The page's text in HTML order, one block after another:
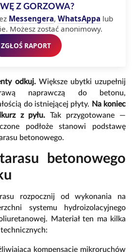
Z GORZOWA?
Messengera, WhatsAppa lub
Możesz zostać anonimowy.
ZGŁOŚ RAPORT
odkuj. Większe ubytki uzupełnij
naprawczą do betonu,
do istniejącej płyty. Na koniec
z pyłu.Tak przygotowane —
podłoże stanowi podstawę
betonowego.
betonowego
rozpocznij od wykonania na
systemu hydroizolacyjnego
Materiał ten ma kilka
kompensację mikroruchów